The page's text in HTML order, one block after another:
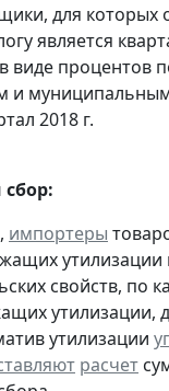
для которых
является
виде процентов
и
2018 г.
импортеры
утилизации
свойств, по
утилизации,
утилизации
расчет